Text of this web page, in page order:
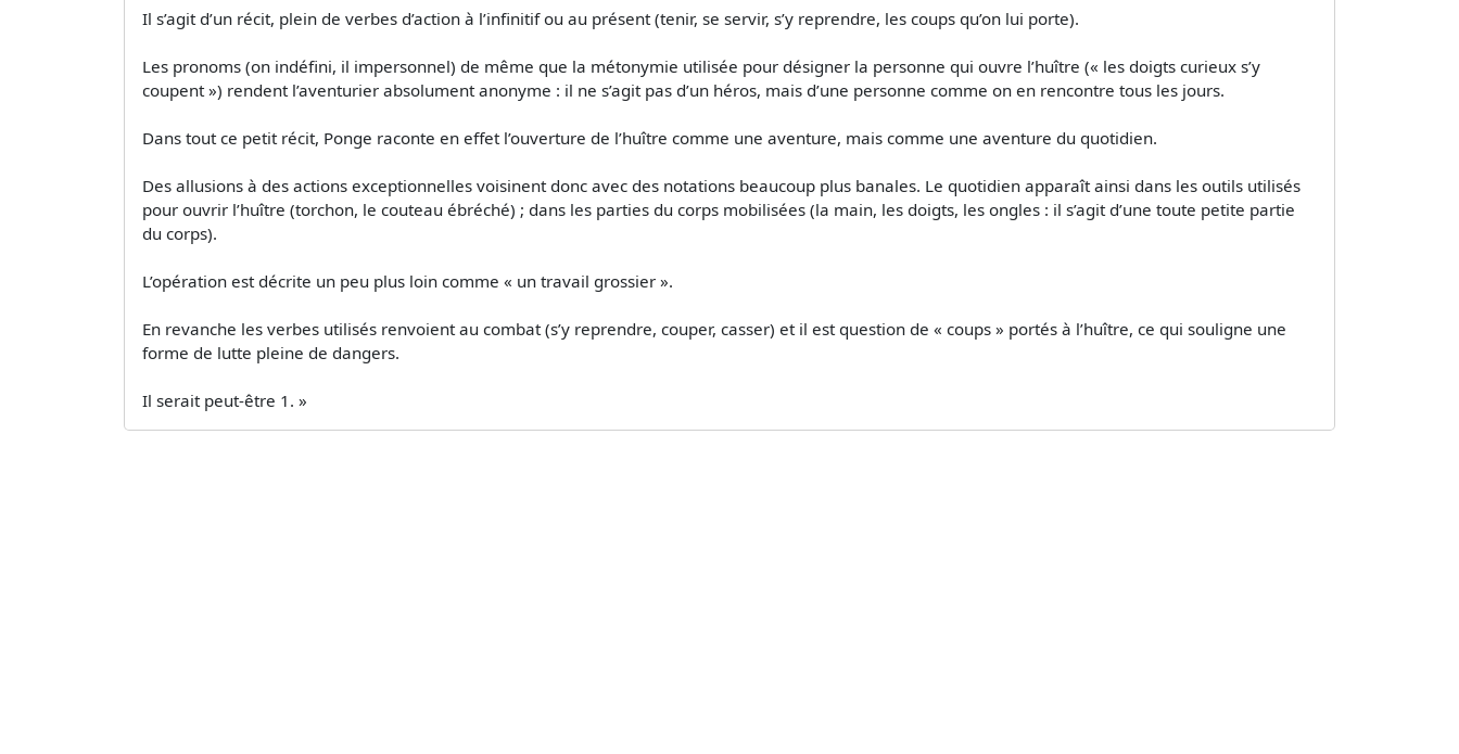
Il s’agit d’un récit, plein de verbes d’action à l’infinitif ou au présent (tenir, se servir, s’y reprendre, les coups qu’on lui porte).
Les pronoms (on indéfini, il impersonnel) de même que la métonymie utilisée pour désigner la personne qui ouvre l’huître (« les doigts curieux s’y
coupent ») rendent l’aventurier absolument anonyme : il ne s’agit pas d’un héros, mais d’une personne comme on en rencontre tous les jours.
Dans tout ce petit récit, Ponge raconte en effet l’ouverture de l’huître comme une aventure, mais comme une aventure du quotidien.
Des allusions à des actions exceptionnelles voisinent donc avec des notations beaucoup plus banales. Le quotidien apparaît ainsi dans les outils utilisés
pour ouvrir l’huître (torchon, le couteau ébréché) ; dans les parties du corps mobilisées (la main, les doigts, les ongles : il s’agit d’une toute petite partie
du corps).
L’opération est décrite un peu plus loin comme « un travail grossier ».
En revanche les verbes utilisés renvoient au combat (s’y reprendre, couper, casser) et il est question de « coups » portés à l’huître, ce qui souligne une
forme de lutte pleine de dangers.
Il serait peut-être 1. »